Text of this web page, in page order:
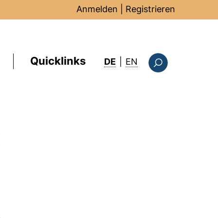
Anmelden Registrieren
Quicklinks DE EN : this page in